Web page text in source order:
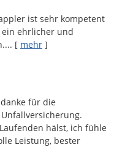
ist sehr kompetent
ein ehrlicher und
[ mehr ]
für die
hälst, ich fühle
Leistung, bester